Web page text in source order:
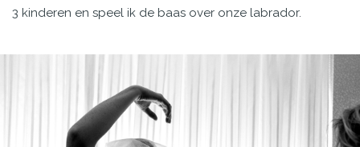
3 kinderen en speel ik de baas over onze labrador.